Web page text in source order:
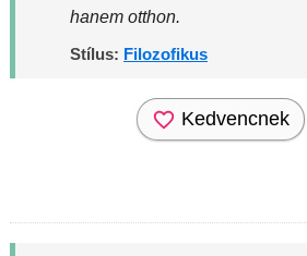
hanem otthon.
Stílus: Filozofikus
Kedvencnek